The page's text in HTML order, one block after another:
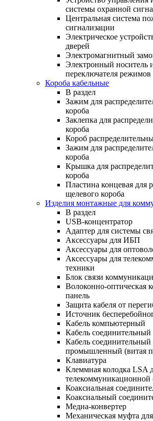
системы охранной
Центральная система
сигнализации
Электрическое
дверей
Электромагнитный
Электронный носитель
переключателя режимов
Короба кабельные
В раздел
Зажим для
короба
Заклепка для
короба
Короб
Зажим для
короба
Крышка для
короба
Пластина концевая для
щелевого короба
Изделия монтажные для
В раздел
USB-концентратор
Адаптер для системы
Аксессуары для ИБП
Аксессуары для
Аксессуары для
техники
Блок связи
Волоконно-оптическая
панель
Защита кабеля от
Источник
Кабель компьютерный
Кабель
Кабель
промышленный (витая
Клавиатура
Клеммная колодка LSA
телекоммуникационной
Коаксиальная
Коаксиальный
Медиа-конвертер
Механическая муфта для